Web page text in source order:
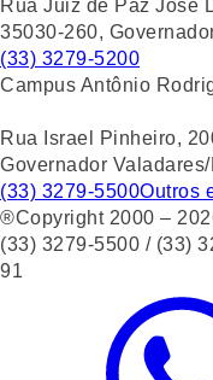
Rua Juiz de Paz José
35030-260,
(33) 3279-5200
Campus Antônio
Rua Israel Pinheiro,
Governador Valadares/
(33) 3279-5500Outros
®Copyright 2000 –
(33) 3279-5500 / (33)
91